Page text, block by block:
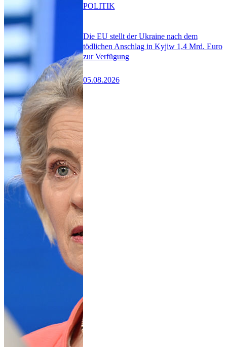
Die EU stellt der Ukraine nach dem
tödlichen Anschlag in Kyjiw 1,4 Mrd. Euro
zur Verfügung
05.08.2026
POLITIK